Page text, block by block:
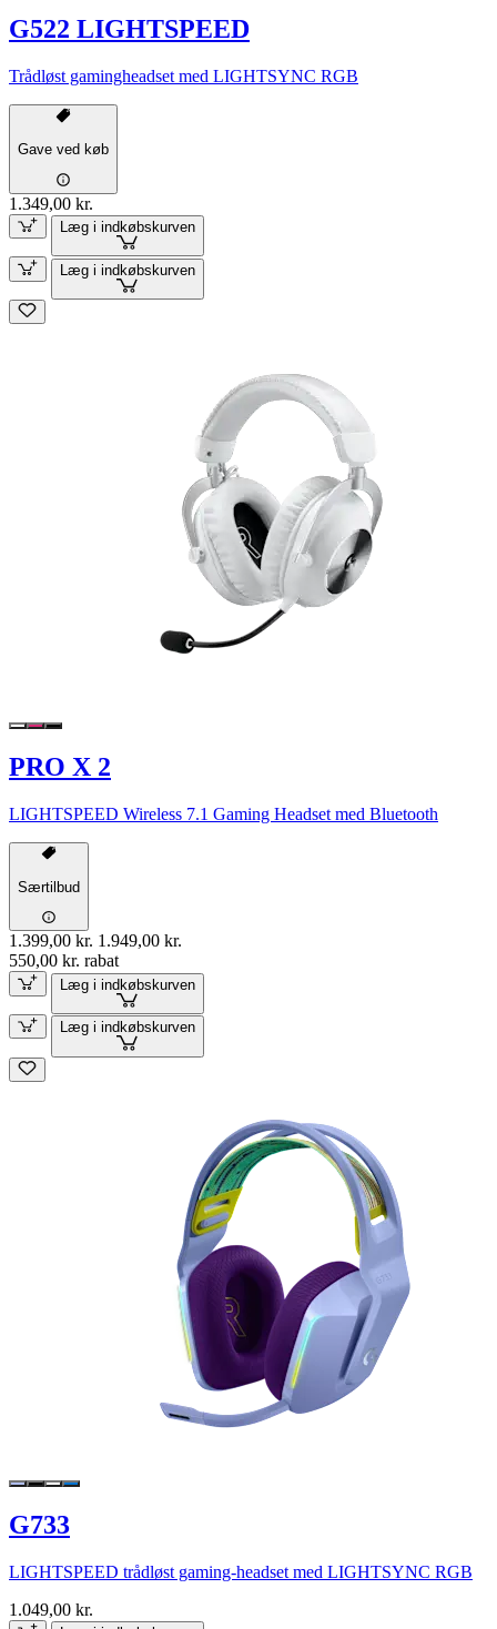
G522 LIGHTSPEED
Trådløst gamingheadset med LIGHTSYNC RGB
Gave ved køb
1.349,00 kr.
Læg i indkøbskurven
Læg i indkøbskurven
PRO X 2
LIGHTSPEED Wireless 7.1 Gaming Headset med Bluetooth
Særtilbud
1.399,00 kr. 1.949,00 kr.
550,00 kr. rabat
Læg i indkøbskurven
Læg i indkøbskurven
G733
LIGHTSPEED trådløst gaming-headset med LIGHTSYNC RGB
1.049,00 kr.